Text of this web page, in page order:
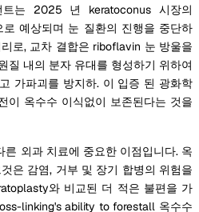
트는 2025 년 keratoconus 시장의
예상되며 눈 질환의 진행을 중단하
로, 교차 결합은 riboflavin 눈 방울을
질 내의 분자 유대를 형성하기 위하여
가파괴를 방지하. 이 입증 된 광화학
이 옥수수 이식없이 보존된다는 것을
른 외과 치료에 중요한 이점입니다. 옥
은 감염, 거부 및 장기 합병의 위험을
와 비교된 더 적은 불편을 가
linking's ability to forestall 옥수수